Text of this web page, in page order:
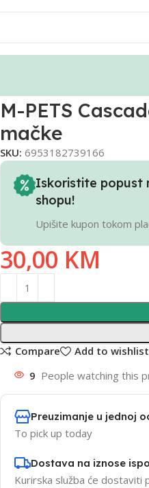
M-PETS
mačke
SKU: 6953182739166
Iskoristite popust
shopu!
Upišite kupon tokom
30,00 KM
Compare
Add to wishlist
9 People watching this
Preuzimanje u jednoj
To pick up today
Dostava na iznose
Kurirska služba će dostaviti